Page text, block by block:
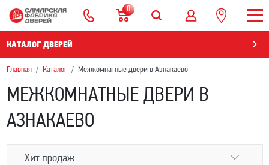
0
КАТАЛОГ ДВЕРЕЙ
Главная Каталог Межкомнатные двери в Азнакаево
МЕЖКОМНАТНЫЕ ДВЕРИ В
АЗНАКАЕВО
Хит продаж